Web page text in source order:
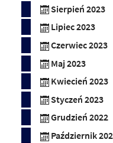
Sierpień 2023
Lipiec 2023
Czerwiec 2023
Maj 2023
Kwiecień 2023
Styczeń 2023
Grudzień 2022
Październik